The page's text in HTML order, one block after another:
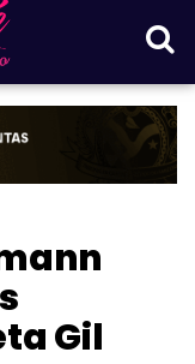
Gil